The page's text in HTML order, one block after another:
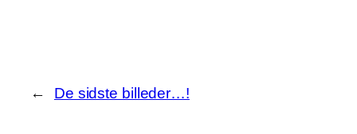
← De sidste billeder…!